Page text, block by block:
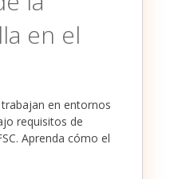
en el
en entornos
requisitos de
Aprenda cómo el